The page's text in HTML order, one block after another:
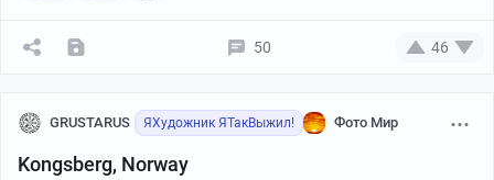
50 46
GRUSTARUS ЯХудожник ЯТакВыжил! Фото Мир
Kongsberg, Norway